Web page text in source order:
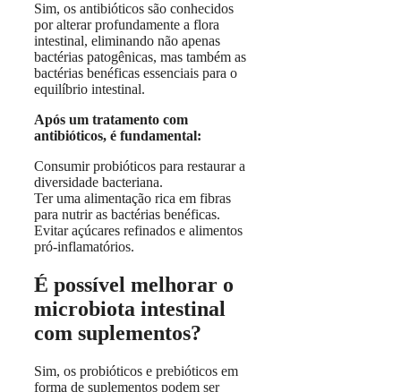
Sim, os antibióticos são conhecidos
por alterar profundamente a flora
intestinal, eliminando não apenas
bactérias patogênicas, mas também as
bactérias benéficas essenciais para o
equilíbrio intestinal.
Após um tratamento com
antibióticos, é fundamental:
Consumir probióticos para restaurar a
diversidade bacteriana.
Ter uma alimentação rica em fibras
para nutrir as bactérias benéficas.
Evitar açúcares refinados e alimentos
pró-inflamatórios.
É possível melhorar o
microbiota intestinal
com suplementos?
Sim, os probióticos e prebióticos em
forma de suplementos podem ser